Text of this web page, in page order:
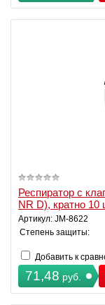
Респиратор с
NR D), кратно 10
Артикул: JM-8622
Степень защиты:
Добавить к
71,48 руб.